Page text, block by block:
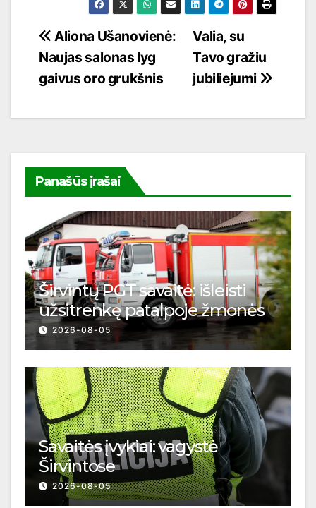
Navigacija
tarp
įrašų
Valia, su
Tavo gražiu
jubiliejumi
Aliona Ušanovienė:
Naujas salonas lyg
gaivus oro grukšnis
Panašūs įrašai
Širvintų PGT savaitė: išleisti
užsitrenkę patalpoje žmonės
2026-08-05
Savaitės įvykiai: vagystė
Širvintose
2026-08-05